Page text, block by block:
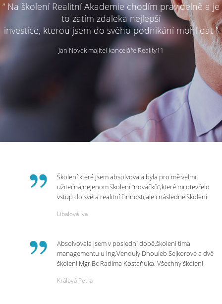
“ Na školení Realitní Akademie chodím pravidelně a je
to zatím zdaleka nejlepší
investice, kterou jsem do svého podnikání mohl dát ”
Jan Novák majitel kanceláře Reality11
Školení které jsem absolvovala byla pro mě velmi
užitečná,nejenom školení “nováčků“,které mi otevřelo
vstup do světa realitní činnosti,ale i následné školení
p.Vendulce která s nesmírnou lidskostí,přesto
potřebná školení,která Realitní Akademie umožňuje.
Líbalová Iva
Absolvovala jsem v poslední době,školení tima
managementu u Ing.Venduly Dhouieb Sejkorové a dvě
školení Mgr.Bc Radima Kostaňuka. Všechny školení
práci a na život.
Králová Petra